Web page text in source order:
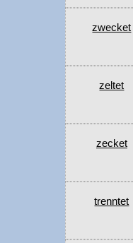
zwecket
zeltet
zecket
trenntet